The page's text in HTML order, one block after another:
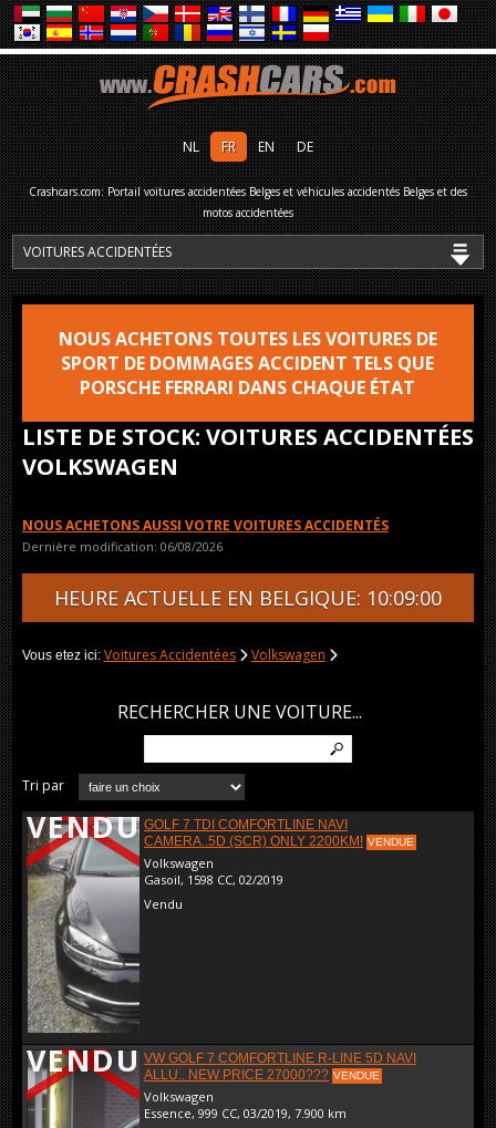
NL FR EN DE
Crashcars.com: Portail voitures accidentées Belges et véhicules accidentés Belges et des
motos accidentées
LISTE DE STOCK: VOITURES ACCIDENTÉES
VOLKSWAGEN
NOUS ACHETONS TOUTES LES VOITURES DE
SPORT DE DOMMAGES ACCIDENT TELS QUE
PORSCHE FERRARI DANS CHAQUE ÉTAT
NOUS ACHETONS AUSSI VOTRE VOITURES ACCIDENTÉS
Dernière modification: 06/08/2026
HEURE ACTUELLE EN BELGIQUE: 10:09:00
Vous etez ici: Voitures Accidentées Volkswagen
RECHERCHER UNE VOITURE...
Tri par
VENDU GOLF 7 TDI COMFORTLINE NAVI
CAMERA..5D (SCR) ONLY 2200KM! VENDUE
Volkswagen
Gasoil, 1598 CC, 02/2019
Vendu
VENDU VW GOLF 7 COMFORTLINE R-LINE 5D NAVI
ALLU.. NEW PRICE 27000??? VENDUE
Volkswagen
Essence, 999 CC, 03/2019, 7.900 km